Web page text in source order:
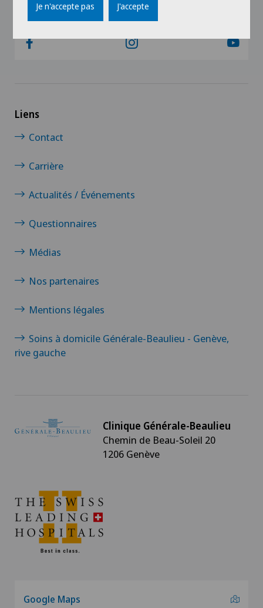
Chirurgie générale
Chirurgie hépatobiliaire (chirurgie du foie)
Chirurgie orthopédique
Chirurgie plastique
Dermatologie & Vénéréologie
Dermatologie esthétique et correctrice
Endocrinologie
Gastroentérologie et hépatologie
Greffe de cornée
Gynécologie
Liens
Contact
Carrière
Actualités / Événements
Questionnaires
Médias
Nos partenaires
Mentions légales
Soins à domicile Générale-Beaulieu - Genève,
rive gauche
Clinique Générale-Beaulieu
Chemin de Beau-Soleil 20
1206 Genève
Google Maps
Je n'accepte pas J'accepte